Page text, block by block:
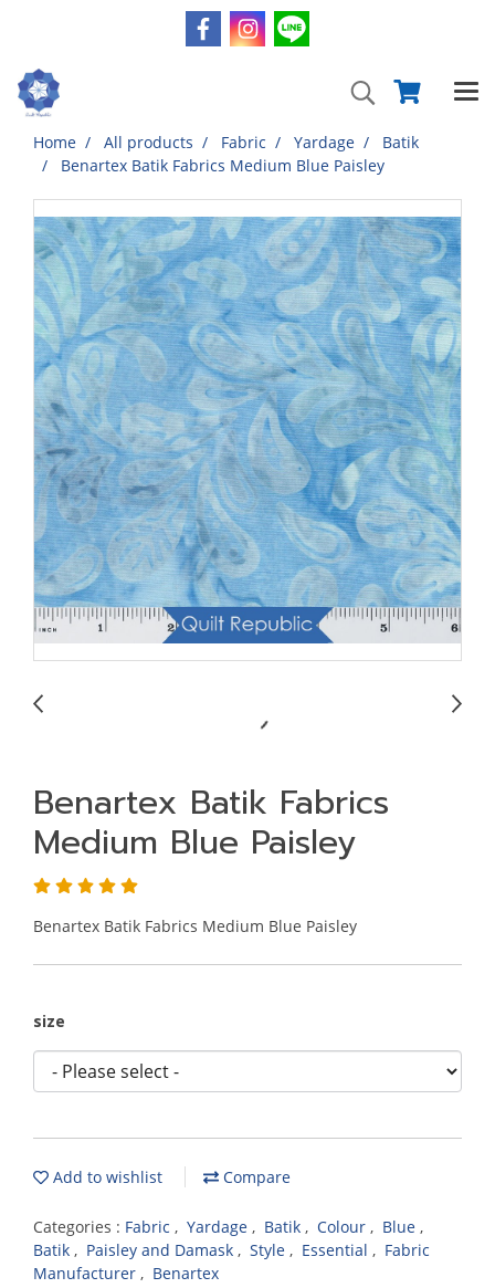
Home All products Fabric Yardage
Batik
Benartex Batik Fabrics Medium Blue Paisley
Benartex Batik Fabrics
Medium Blue Paisley
Benartex Batik Fabrics Medium Blue Paisley
size
Add to wishlist Compare
Categories : Fabric , Yardage , Batik , Colour , Blue ,
Batik , Paisley and Damask , Style , Essential , Fabric
Manufacturer , Benartex